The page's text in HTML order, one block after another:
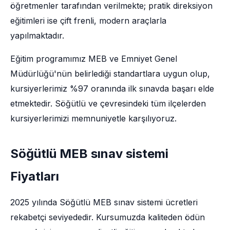
öğretmenler tarafından verilmekte; pratik direksiyon
eğitimleri ise çift frenli, modern araçlarla
yapılmaktadır.
Eğitim programımız MEB ve Emniyet Genel
Müdürlüğü'nün belirlediği standartlara uygun olup,
kursiyerlerimiz %97 oranında ilk sınavda başarı elde
etmektedir. Söğütlü ve çevresindeki tüm ilçelerden
kursiyerlerimizi memnuniyetle karşılıyoruz.
Söğütlü MEB sınav sistemi
Fiyatları
2025 yılında Söğütlü MEB sınav sistemi ücretleri
rekabetçi seviyededir. Kursumuzda kaliteden ödün